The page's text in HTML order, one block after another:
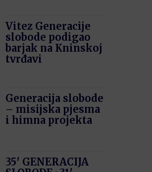
Vitez Generacije
slobode podigao
barjak na Kninskoj
tvrđavi
Generacija slobode
– misijska pjesma
i himna projekta
35′ GENERACIJA